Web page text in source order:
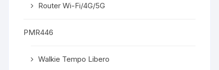
Router Wi-Fi/4G/5G
PMR446
Walkie Tempo Libero